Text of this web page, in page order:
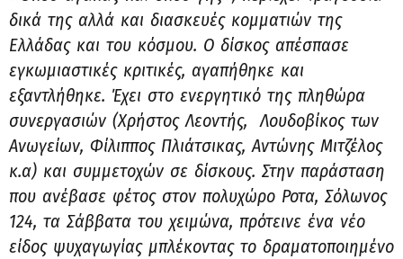
δικά της αλλά και διασκευές κομματιών της
Ελλάδας και του κόσμου. Ο δίσκος απέσπασε
εγκωμιαστικές κριτικές, αγαπήθηκε και
εξαντλήθηκε. Έχει στο ενεργητικό της πληθώρα
συνεργασιών (Χρήστος Λεοντής, Λουδοβίκος των
Ανωγείων, Φίλιππος Πλιάτσικας, Αντώνης Μιτζέλος
κ.α) και συμμετοχών σε δίσκους. Στην παράσταση
που ανέβασε φέτος στον πολυχώρο Ροτα, Σόλωνος
124, τα Σάββατα του χειμώνα, πρότεινε ένα νέο
είδος ψυχαγωγίας μπλέκοντας το δραματοποιημένο